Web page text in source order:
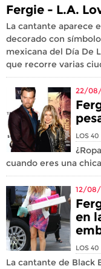
Fergie - L.A.
La cantante aparece
decorado con
mexicana del Día De
que recorre varias
22/
LOS 40
cuando eres una
12/08/
en
LOS 40
La cantante de Black